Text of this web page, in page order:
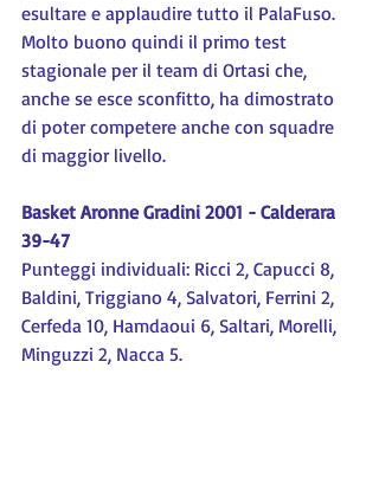
esultare e applaudire tutto il PalaFuso.
Molto buono quindi il primo test
stagionale per il team di Ortasi che,
anche se esce sconfitto, ha dimostrato
di poter competere anche con squadre
di maggior livello.
Basket Aronne Gradini 2001 - Calderara
39-47
Punteggi individuali: Ricci 2, Capucci 8,
Baldini, Triggiano 4, Salvatori, Ferrini 2,
Cerfeda 10, Hamdaoui 6, Saltari, Morelli,
Minguzzi 2, Nacca 5.